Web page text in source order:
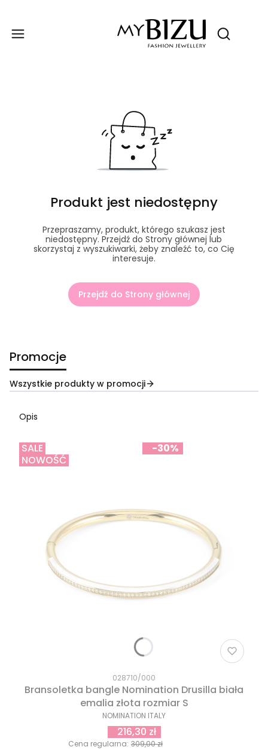
Otwórz
Produkt jest niedostępny
Przepraszamy, produkt, którego szukasz jest
niedostępny. Przejdź do Strony głównej lub
skorzystaj z wyszukiwarki, żeby znaleźć to, co Cię
interesuje.
Przejdź do Strony głównej
Promocje
Wszystkie produkty w promocji
Opis
SALE
NOWOŚĆ
028710/000
Bransoletka bangle Nomination Drusilla biała
emalia złota rozmiar S
NOMINATION ITALY
216,30 zł
Cena regularna: 309,00 zł
-30%